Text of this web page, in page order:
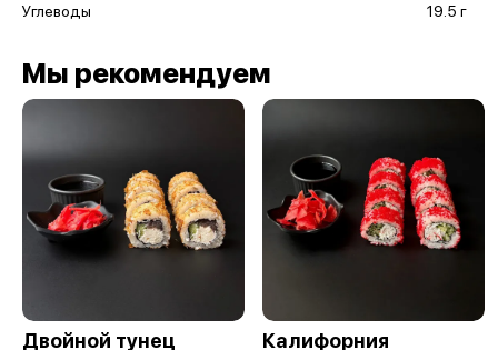
Углеводы
19.5 г
Мы рекомендуем
Двойной тунец Калифорния